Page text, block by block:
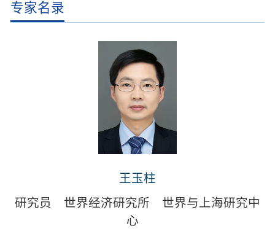
专家名录
王玉柱
研究员
世界经济研究所
世界与上海研究中
心